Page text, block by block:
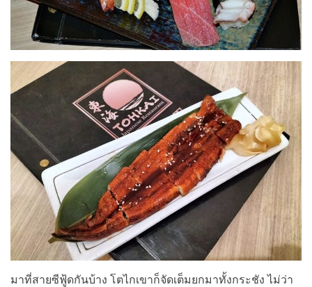
มาที่สายซีฟู้ดกันบ้าง โตไกเขาก็จัดเต็มยกมาทั้งกระชัง ไม่ว่า